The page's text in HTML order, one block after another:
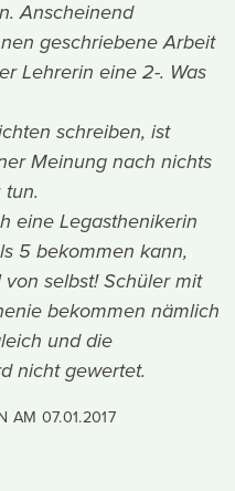
Anscheinend
geschriebene Arbeit
Lehrerin eine 2-. Was
schreiben, ist
Meinung nach nichts
eine Legasthenikerin
5 bekommen kann,
selbst! Schüler mit
bekommen nämlich
und die
nicht gewertet.
AM 07.01.2017